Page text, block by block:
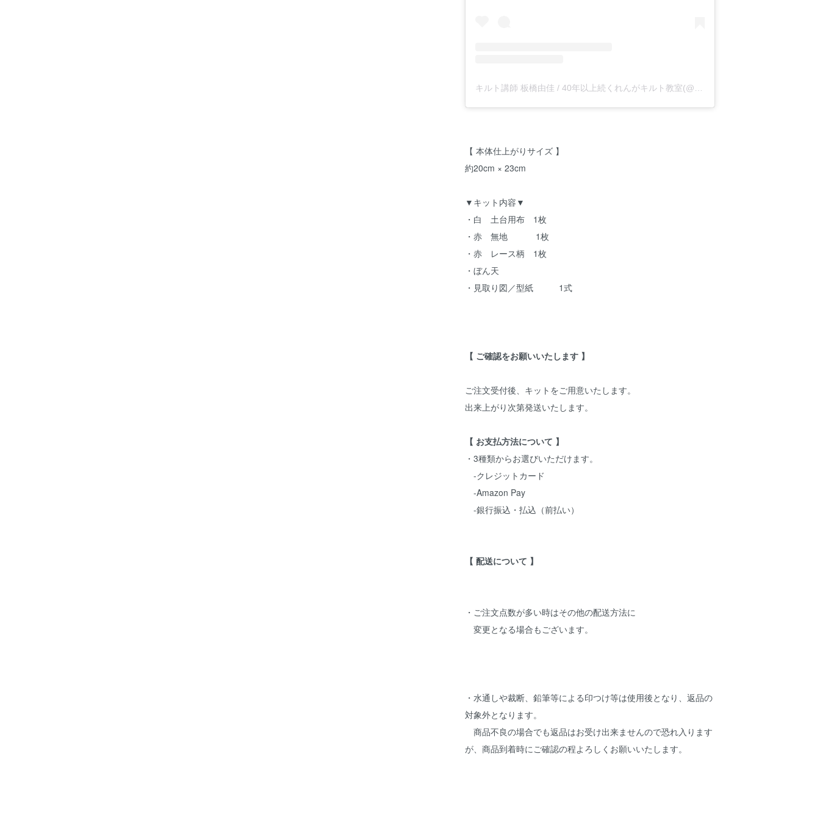
キルト講師 板橋由佳 / 40年以上続くれんがキルト教室(@runrun_quilt)がシェアした投稿
【 本体仕上がりサイズ 】
約20cm × 23cm
▼キット内容▼
・白 土台用布 1枚
・赤 無地 1枚
・赤 レース柄 1枚
・ぼん天
・見取り図／型紙 1式
【 ご確認をお願いいたします 】
ご注文受付後、キットをご用意いたします。
出来上がり次第発送いたします。
【 お支払方法について 】
・3種類からお選びいただけます。
-クレジットカード
-Amazon Pay
-銀行振込・払込（前払い）
【 配送について 】
・ご注文点数が多い時はその他の配送方法に
変更となる場合もございます。
・水通しや裁断、鉛筆等による印つけ等は使用後となり、返品の
対象外となります。
商品不良の場合でも返品はお受け出来ませんので恐れ入ります
が、商品到着時にご確認の程よろしくお願いいたします。